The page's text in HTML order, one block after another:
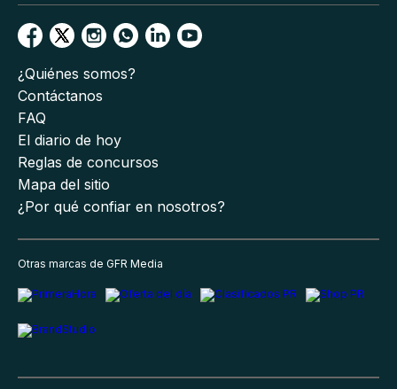
¿Quiénes somos?
Contáctanos
FAQ
El diario de hoy
Reglas de concursos
Mapa del sitio
¿Por qué confiar en nosotros?
Otras marcas de GFR Media